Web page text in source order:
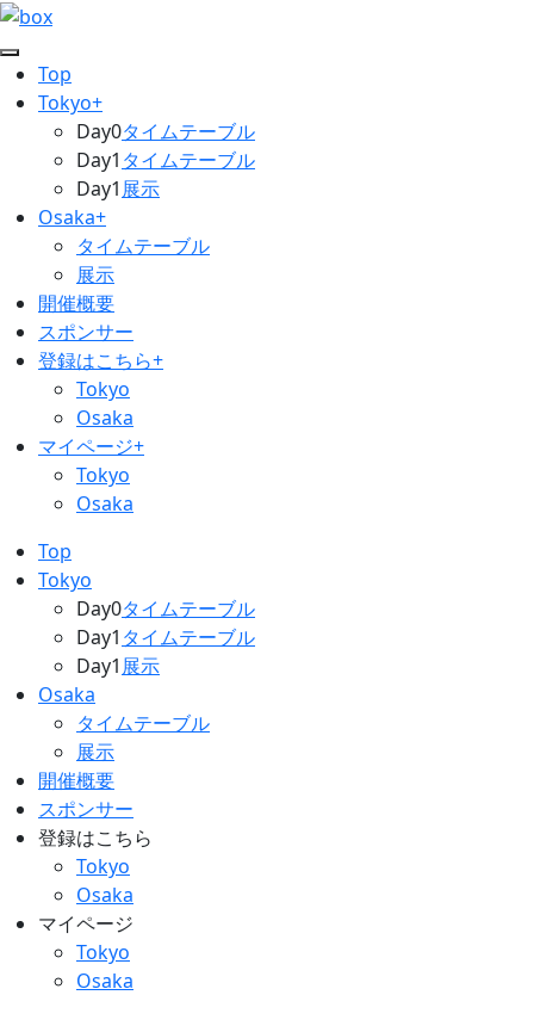
Top
Tokyo+
Day0タイムテーブル
Day1 タイムテーブル
Day1展示
Osaka+
タイムテーブル
展示
開催概要
スポンサー
登録はこちら+
Tokyo
Osaka
マイページ+
Tokyo
Osaka
Top
Tokyo
Day0タイムテーブル
Day1 タイムテーブル
Day1展示
Osaka
タイムテーブル
展示
開催概要
スポンサー
登録はこちら
Tokyo
Osaka
マイページ
Tokyo
Osaka